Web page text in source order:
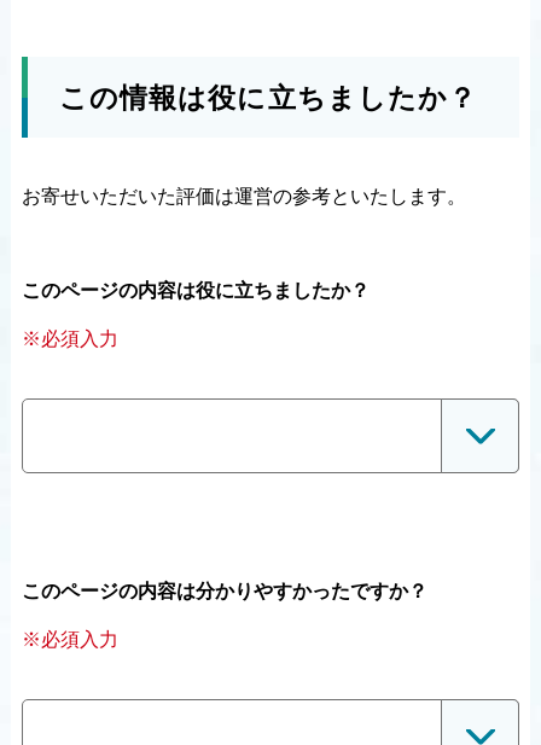
この情報は役に立ちましたか？
お寄せいただいた評価は運営の参考といたします。
このページの内容は役に立ちましたか？
※必須入力
このページの内容は分かりやすかったですか？
※必須入力